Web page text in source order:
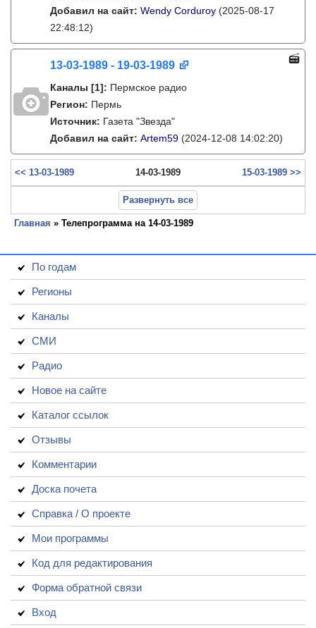
Добавил на сайт: Wendy Corduroy (2025-08-17
22:48:12)
13-03-1989 - 19-03-1989
Каналы [1]: Пермское радио
Регион: Пермь
Источник: Газета "Звезда"
Добавил на сайт: Artem59 (2024-12-08 14:02:20)
<< 13-03-1989 14-03-1989 15-03-1989 >>
Развернуть все
Главная » Телепрограмма на 14-03-1989
По годам
Регионы
Каналы
СМИ
Радио
Новое на сайте
Каталог ссылок
Отзывы
Комментарии
Доска почета
Справка / О проекте
Мои программы
Код для редактирования
Форма обратной связи
Вход